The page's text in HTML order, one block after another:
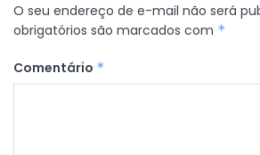
O seu endereço de e-mail não será
obrigatórios são marcados com *
Comentário *